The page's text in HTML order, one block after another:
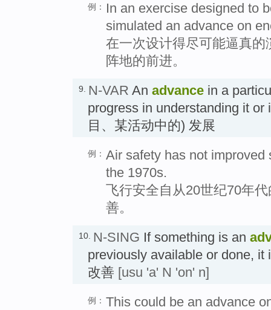
例：
In an exercise designed to
simulated an advance on
在一次设计得尽可能逼真
阵地的前进。
9. N-VAR An advance in a
progress in understanding it
目、某活动中的) 发展
例： Air safety has not
the 1970s.
飞行安全自从20世纪70年
善。
10. N-SING If something is an
previously available or done, it
改善 [usu 'a' N 'on' n]
例： This could be an advance